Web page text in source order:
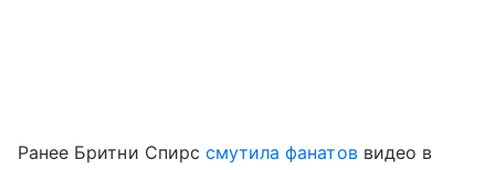
Ранее Бритни Спирс смутила фанатоввидео в